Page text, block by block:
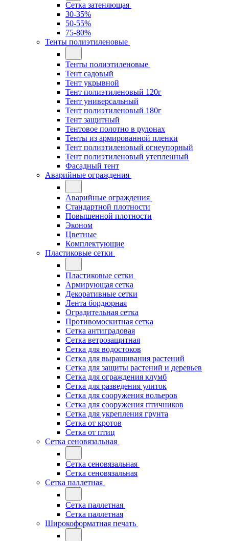
Сетка затеняющая
30-35%
50-55%
75-80%
Тенты полиэтиленовые
Тенты полиэтиленовые
Тент садовый
Тент укрывной
Тент полиэтиленовый 120г
Тент универсальный
Тент полиэтиленовый 180г
Тент защитный
Тентовое полотно в рулонах
Тенты из армированной пленки
Тент полиэтиленовый огнеупорный
Тент полиэтиленовый утепленный
Фасадный тент
Аварийные ограждения
Аварийные ограждения
Стандартной плотности
Повышенной плотности
Эконом
Цветные
Комплектующие
Пластиковые сетки
Пластиковые сетки
Армирующая сетка
Декоративные сетки
Лента бордюрная
Оградительная сетка
Противомоскитная сетка
Сетка антиградовая
Сетка ветрозащитная
Сетка для водостоков
Сетка для выращивания растений
Сетка для защиты растений и деревьев
Сетка для ограждения клумб
Сетка для разведения улиток
Сетка для сооружения вольеров
Сетка для сооружения птичников
Сетка для укрепления грунта
Сетка от кротов
Сетка от птиц
Сетка сеновязальная
Сетка сеновязальная
Сетка сеновязальная
Сетка паллетная
Сетка паллетная
Сетка паллетная
Широкоформатная печать